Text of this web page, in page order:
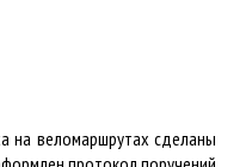
на веломаршрутах сделаны